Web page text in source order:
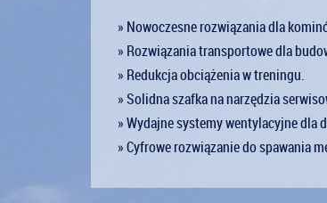
» Nowoczesne rozwiązania dla
» Rozwiązania transportowe dla
» Redukcja obciążenia w treningu.
» Solidna szafka na narzędzia
» Wydajne systemy wentylacyjne dla
» Cyfrowe rozwiązanie do spawania